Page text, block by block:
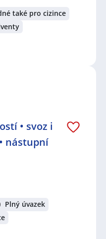
také pro cizince
• svoz i
nástupní
Plný úvazek